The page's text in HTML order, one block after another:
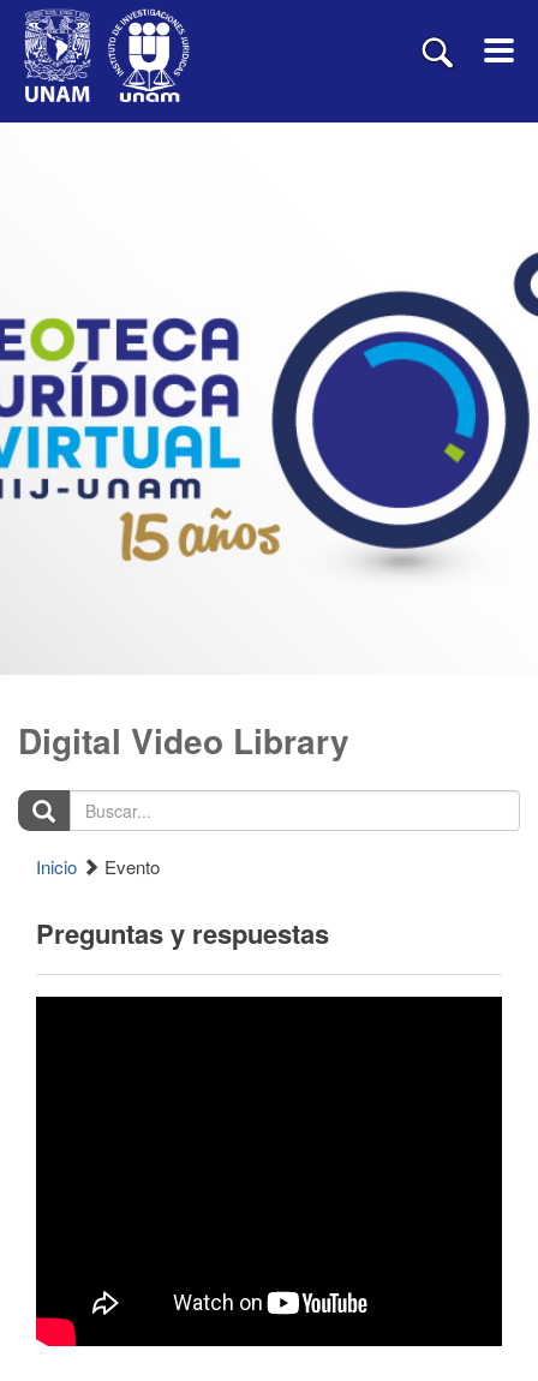
Digital Video Library
Buscar...
Inicio Evento
Preguntas y respuestas